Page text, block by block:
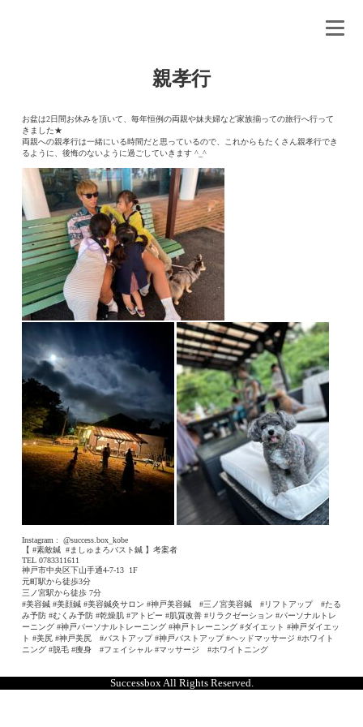
親孝行
お盆は2日間お休みを頂いて、毎年恒例の両親や妹夫婦など家族揃っての旅行へ行って
きました★
両親への親孝行は一緒にいる時間だと思っているので、これからもたくさん親孝行でき
るように、後悔のないように過ごしていきます ^_^
Instagram :
@success.box_kobe
【 #素敵鍼 #ましゅまろバスト鍼 】考案者
TEL 0783311611
神戸市中央区下山手通4-7-13
1F
元町駅から徒歩3分
三ノ宮駅から徒歩 7分
#美容鍼 #美顔鍼 #美容鍼灸サロン #神戸美容鍼 #三ノ宮美容鍼 #リフトアップ #たる
み予防 #むくみ予防 #乾燥肌 #アトピー #肌質改善 #リラクゼーション #パーソナルトレ
ーニング #神戸パーソナルトレーニング #神戸トレーニング #ダイエット #神戸ダイエッ
ト #美尻 #神戸美尻 #バストアップ #神戸バストアップ #ヘッドマッサージ #ホワイト
ニング #脱毛 #痩身 #フェイシャル #マッサージ #ホワイトニング
Successbox All Rights Reserved.